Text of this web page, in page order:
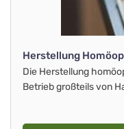
Herstellung
Die Herstellung
Betrieb großteils von